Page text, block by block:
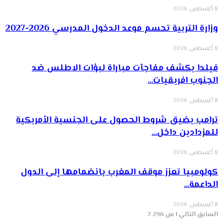
8 أغسطس, 2026
وزارة التربية تحسم موعد الدخول المدرسي 2026-2027
8 أغسطس, 2026
فيلدا يكشف مفاجآت مباراة لبؤات الاطلس ضد
الجنوب افريقيات…
8 أغسطس, 2026
ترامب يضيق شروط الحصول على الجنسية الأمريكية
للمزدادين داخل…
8 أغسطس, 2026
كولومبيا تعزز موقف المغرب بانضمامها إلى الدول
الداعمة…
8 أغسطس, 2026
السابق التالي 1 من 7٬296